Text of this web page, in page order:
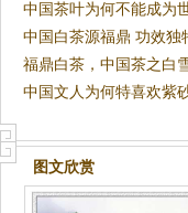
花”上
中国茶叶为何不能成为
中国白茶源福鼎 功效独
福鼎白茶，中国茶之白
中国文人为何特喜欢紫
图文欣赏